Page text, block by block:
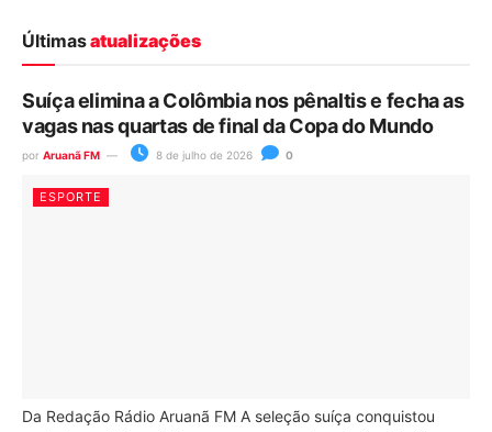
Últimasatualizações
Suíça elimina a Colômbia nos pênaltis e fecha as
vagas nas quartas de final da Copa do Mundo
por Aruanã FM 8 de julho de 2026 0
ESPORTE
Da Redação Rádio Aruanã FM A seleção suíça conquistou